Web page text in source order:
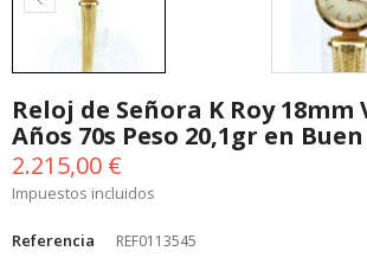
Reloj de Señora K Roy
Años 70s Peso 20,1gr en
2.215,00 €
Impuestos incluidos
Referencia REF0113545